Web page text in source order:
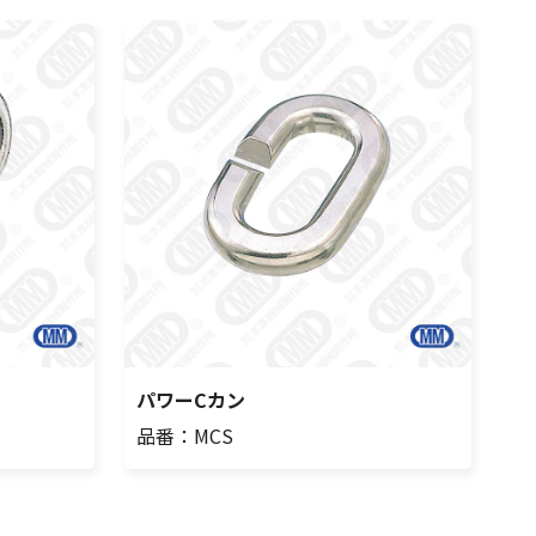
パワーCカン
品番：MCS